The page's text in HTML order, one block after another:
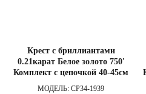
Крест с бриллиантами
0.21карат Белое золото 750'
Комплект с цепочкой 40-45см
МОДЕЛЬ: CP34-1939